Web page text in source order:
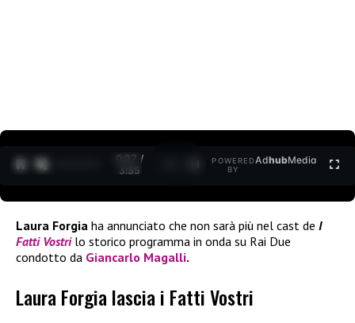
0:28 /
3:35
POWERED
BY
AdhubMedia
Laura Forgia ha annunciato che non sarà più nel cast de I
Fatti Vostri lo storico programma in onda su Rai Due
condotto da Giancarlo Magalli.
Laura Forgia lascia i Fatti Vostri